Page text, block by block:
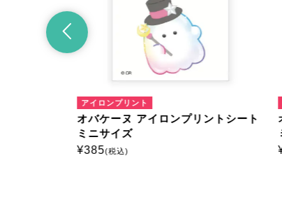
アイロンプリント
オバケーヌ アイロンプリントシート
ミニサイズ
¥385(税込)
¥